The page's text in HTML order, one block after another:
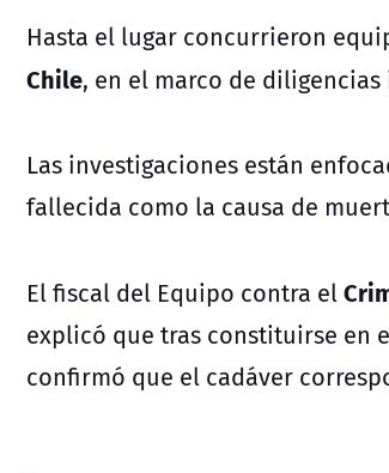
Hasta el lugar concurrieron
Chile, en el marco de
Las investigaciones están
fallecida como la causa de
El fiscal del Equipo contra el
explicó que tras constituirse en
confirmó que el cadáver